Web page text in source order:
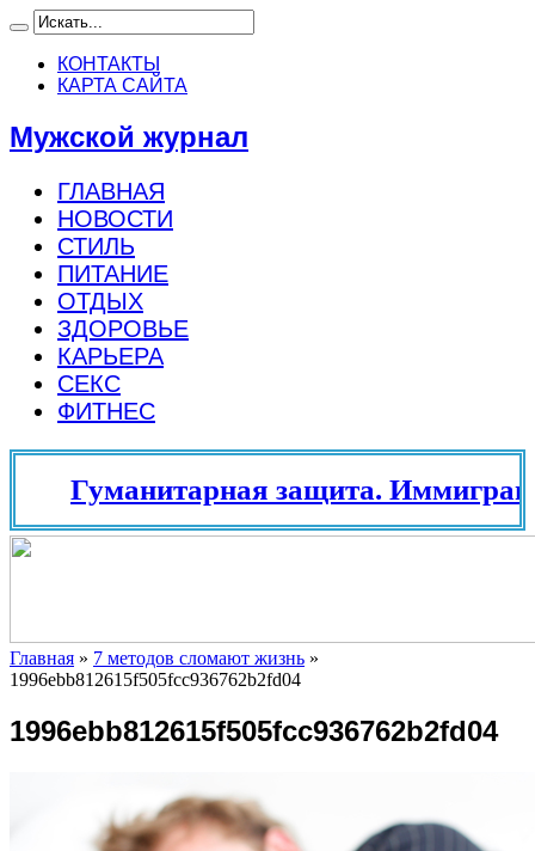
КОНТАКТЫ
КАРТА САЙТА
Мужской журнал
ГЛАВНАЯ
НОВОСТИ
СТИЛЬ
ПИТАНИЕ
ОТДЫХ
ЗДОРОВЬЕ
КАРЬЕРА
СЕКС
ФИТНЕС
Гуманитарная защита.
Главная » 7 методов сломают жизнь »
1996ebb812615f505fcc936762b2fd04
1996ebb812615f505fcc936762b2fd04